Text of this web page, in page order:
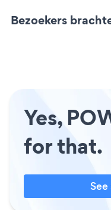
Bezoekers
Yes,
for that.